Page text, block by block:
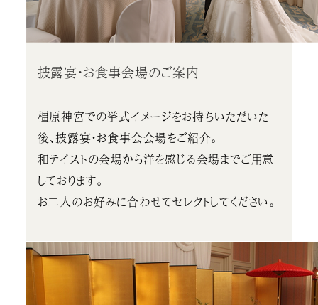
披露宴・お食事会場のご案内
橿原神宮での挙式イメージをお持ちいただいた
後、披露宴・お食事会会場をご紹介。
和テイストの会場から洋を感じる会場までご用意
しております。
お二人のお好みに合わせてセレクトしてください。